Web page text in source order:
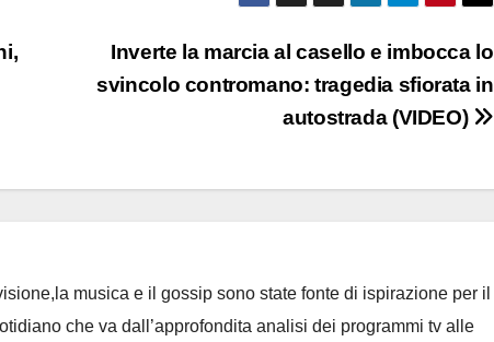
Inverte la marcia al casello e imbocca lo
svincolo contromano: tragedia sfiorata in
autostrada (VIDEO)
musica e il gossip sono state fonte di ispirazione per il
che va dall’approfondita analisi dei programmi tv alle